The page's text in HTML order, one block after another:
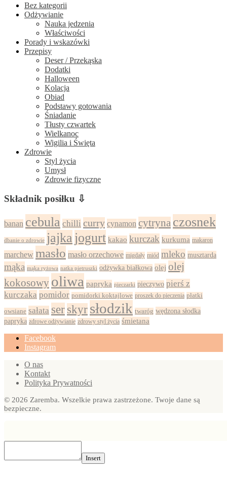
Bez kategorii
Odżywianie
Nauka jedzenia
Właściwości
Porady i wskazówki
Przepisy
Deser / Przekąska
Dodatki
Halloween
Kolacja
Obiad
Podstawy gotowania
Śniadanie
Tłusty czwartek
Wielkanoc
Wigilia i Święta
Zdrowie
Styl życia
Umysł
Zdrowie fizyczne
Składnik posiłku ⇩
banan cebula chilli curry cynamon cytryna czosnek
dbanie o zdrowie jajka jogurt kakao kurczak kurkuma makaron
marchew masło masło orzechowe migdały miód mleko musztarda
mąka mąka ryżowa natka pietruszki odżywka białkowa olej olej
kokosowy oliwa papryka pieczarki pieczywo pierś z
kurczaka pomidor pomidorki koktajlowe proszek do pieczenia płatki
owsiane sałata ser skyr słodzik twaróg wędzona słodka
papryka zdrowe odżywianie zdrowy styl życia śmietana
Facebook
Instagram
O nas
Kontakt
Polityka Prywatności
© 2026 Zaremba. Wszelkie prawa zastrzeżone. Twoje dane są
bezpieczne.
Insert